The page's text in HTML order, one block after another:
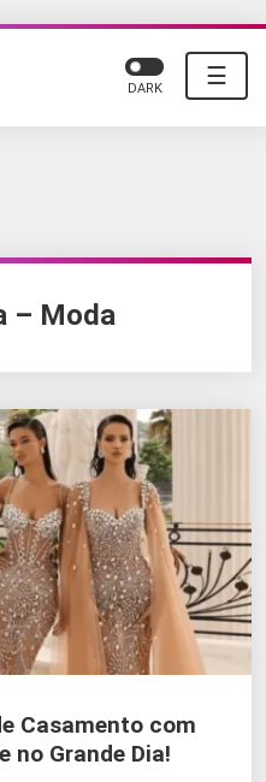
☰
DARK
– Moda
Casamento com
no Grande Dia!